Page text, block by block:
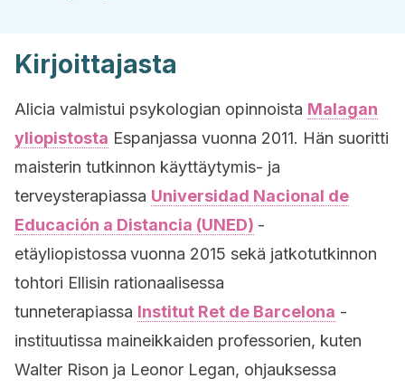
Kirjoittajasta
Alicia valmistui psykologian opinnoista Malagan
yliopistosta Espanjassa vuonna 2011. Hän suoritti
maisterin tutkinnon käyttäytymis- ja
terveysterapiassa Universidad Nacional de
Educación a Distancia (UNED) -
etäyliopistossa vuonna 2015 sekä jatkotutkinnon
tohtori Ellisin rationaalisessa
tunneterapiassa Institut Ret de Barcelona -
instituutissa maineikkaiden professorien, kuten
Walter Rison ja Leonor Legan, ohjauksessa